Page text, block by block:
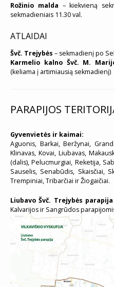
Rožinio malda – kiekvieną
sekmadieniais 11.30 val.
ATLAIDAI
Švč. Trejybės – sekmadienį po
Karmelio kalno Švč. M.
(keliama į artimiausią sekmadienį)
PARAPIJOS
Gyvenvietės ir kaimai:
Aguonis, Barkai, Beržynai,
Klinavas, Kovai, Liubavas,
(dalis), Pelucmurgiai, Reketija,
Sauselis, Senabūdis, Skaisčiai,
Trempiniai, Tribarčiai ir Žiogaičiai.
Liubavo Švč. Trejybės
Kalvarijos ir Sangrūdos